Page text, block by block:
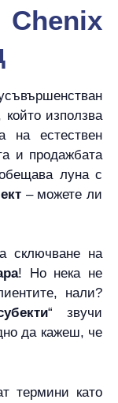
който използва
на естествен
и продажбата
луна с
– можете ли
сключване на
! Но нека не
нали?
“ звучи
да кажеш, че
термини като